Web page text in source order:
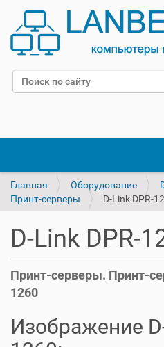
Поиск
Главная Оборудование
Принт-серверы
D-Link DPR-
D-Link DPR-
Принт-серверы. Принт-
1260
Изображение